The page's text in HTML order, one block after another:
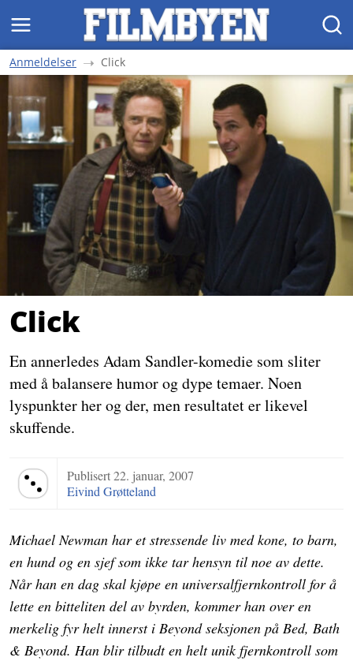
MENY SØK
Anmeldelser Click
Click
En annerledes Adam Sandler-komedie som sliter
med å balansere humor og dype temaer. Noen
lyspunkter her og der, men resultatet er likevel
skuffende.
Terningkast 3Publisert22. januar, 2007
Eivind Grøtteland
Michael Newman har et stressende liv med kone, to barn,
en hund og en sjef som ikke tar hensyn til noe av dette.
Når han en dag skal kjøpe en universalfjernkontroll for å
lette en bitteliten del av byrden, kommer han over en
merkelig fyr helt innerst i Beyond seksjonen på Bed, Bath
& Beyond. Han blir tilbudt en helt unik fjernkontroll som